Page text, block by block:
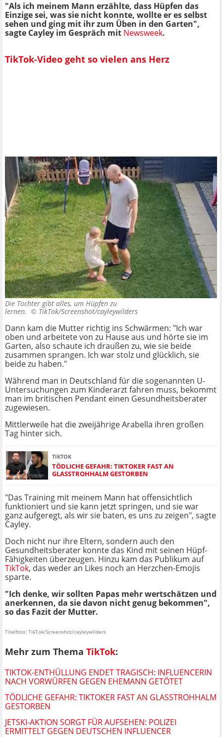
"Als ich meinem Mann erzählte, dass Hüpfen das
Einzige sei, was sie nicht konnte, wollte er es selbst
sehen und ging mit ihr zum Üben in den Garten",
sagte Cayley im Gespräch mit Newsweek.
TikTok-Video geht so vielen ans Herz
Die Tochter gibt alles, um Hüpfen zu
lernen. © TikTok/Screenshot/cayleywilders
Dann kam die Mutter richtig ins Schwärmen: "Ich war
oben und arbeitete von zu Hause aus und hörte sie im
Garten, also schaute ich draußen zu, wie sie beide
zusammen sprangen. Ich war stolz und glücklich, sie
beide zu haben."
Während man in Deutschland für die sogenannten U-
Untersuchungen zum Kinderarzt fahren muss, bekommt
man im britischen Pendant einen Gesundheitsberater
zugewiesen.
Mittlerweile hat die zweijährige Arabella ihren großen
Tag hinter sich.
TIKTOK
TÖDLICHE GEFAHR: TIKTOKER FAST AN
GLASSTROHHALM GESTORBEN
"Das Training mit meinem Mann hat offensichtlich
funktioniert und sie kann jetzt springen, und sie war
ganz aufgeregt, als wir sie baten, es uns zu zeigen", sagte
Cayley.
Doch nicht nur ihre Eltern, sondern auch den
Gesundheitsberater konnte das Kind mit seinen Hüpf-
Fähigkeiten überzeugen. Hinzu kam das Publikum auf
TikTok, das weder an Likes noch an Herzchen-Emojis
sparte.
"Ich denke, wir sollten Papas mehr wertschätzen und
anerkennen, da sie davon nicht genug bekommen",
so das Fazit der Mutter.
Titelfoto: TikTok/Screenshot/cayleywilders
Mehr zum Thema TikTok:
TIKTOK-ENTHÜLLUNG ENDET TRAGISCH: INFLUENCERIN
NACH VORWÜRFEN GEGEN EHEMANN GETÖTET
TÖDLICHE GEFAHR: TIKTOKER FAST AN GLASSTROHHALM
GESTORBEN
JETSKI-AKTION SORGT FÜR AUFSEHEN: POLIZEI
ERMITTELT GEGEN DEUTSCHEN INFLUENCER